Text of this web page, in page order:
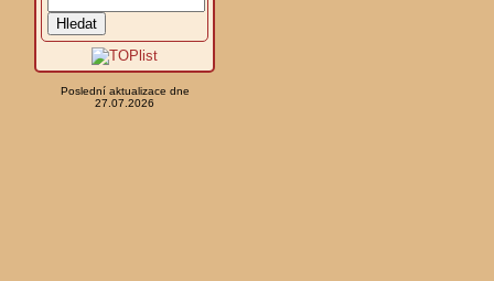
Poslední aktualizace dne
27.07.2026